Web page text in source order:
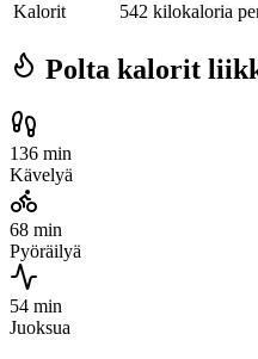
Kalorit
542 kilokaloria
Polta kalorit
136 min
Kävelyä
68 min
Pyöräilyä
54 min
Juoksua